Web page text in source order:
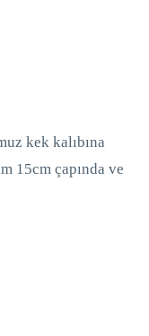
kek kalıbına
15cm çapında ve